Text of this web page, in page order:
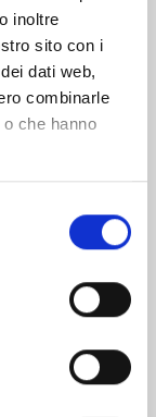
inoltre
sito con i
dati web,
combinarle
che hanno